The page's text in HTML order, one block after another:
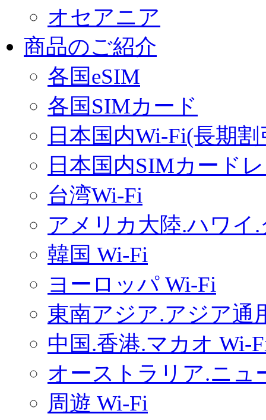
オセアニア
商品のご紹介
各国eSIM
各国SIMカード
日本国内Wi-Fi(長期
日本国内SIMカード
台湾Wi-Fi
アメリカ大陸.ハワイ
韓国 Wi-Fi
ヨーロッパ Wi-Fi
東南アジア.アジア通
中国.香港.マカオ Wi-
オーストラリア.ニュ
周遊 Wi-Fi